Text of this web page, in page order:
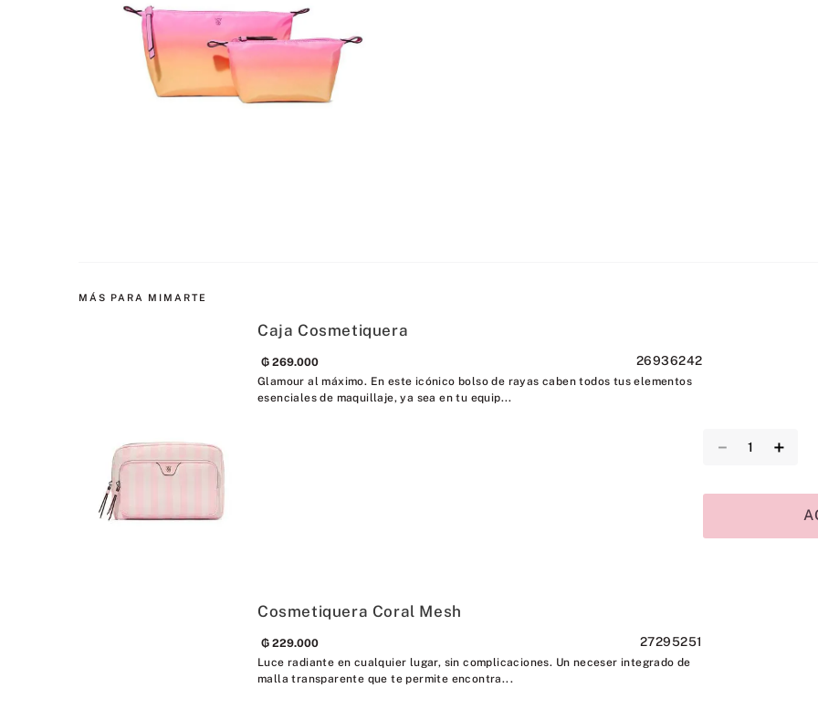
MÁS PARA MIMARTE
Caja Cosmetiquera
₲ 269.000 26936242
Glamour al máximo. En este icónico bolso de rayas caben todos tus elementos
esenciales de maquillaje, ya sea en tu equip...
＋
－
Cosmetiquera Coral Mesh
₲ 229.000 27295251
Luce radiante en cualquier lugar, sin complicaciones. Un neceser integrado de
malla transparente que te permite encontra...